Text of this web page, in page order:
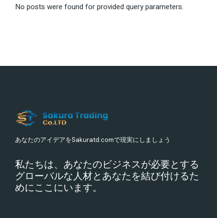
No posts were found for provided query parameters.
あなたのアイデアをSakuratd.comで現実にしましょう
私たちは、あなたのビジネスが必要とする
グローバルな人材とあなたを結び付けるた
めにここにいます。